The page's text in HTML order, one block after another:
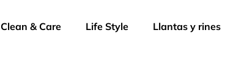
Clean & Care Life Style Llantas y rines